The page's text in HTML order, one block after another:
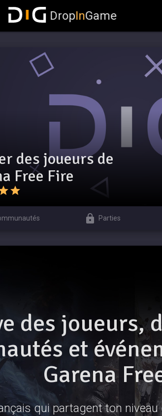
DropInGame
des joueurs de
Free Fire
Parties
des joueurs,
et
Garena
qui partagent ton